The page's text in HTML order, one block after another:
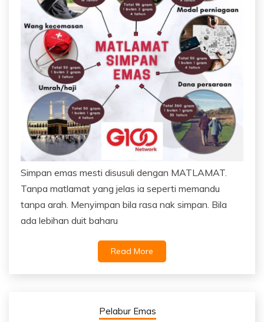
Simpan emas mesti disusuli dengan MATLAMAT.
Tanpa matlamat yang jelas ia seperti memandu
tanpa arah. Menyimpan bila rasa nak simpan. Bila
ada lebihan duit baharu
Read More
Pelabur Emas